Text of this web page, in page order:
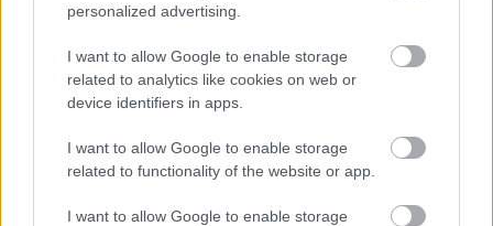
personalized advertising.
I want to allow Google to enable storage
related to analytics like cookies on web or
device identifiers in apps.
I want to allow Google to enable storage
related to functionality of the website or app.
I want to allow Google to enable storage
Újabb távolsági motorvonat, egy 448R sorozatú
Intercity